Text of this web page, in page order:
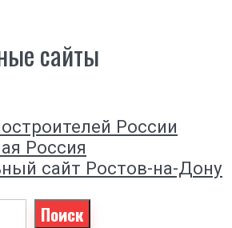
сайты
Поиск